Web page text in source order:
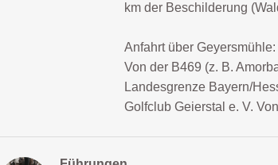
km der Beschilderung
Anfahrt über Geyersmühle:
Von der B469 (z. B.
Landesgrenze Bayern/
Golfclub Geierstal e. V.